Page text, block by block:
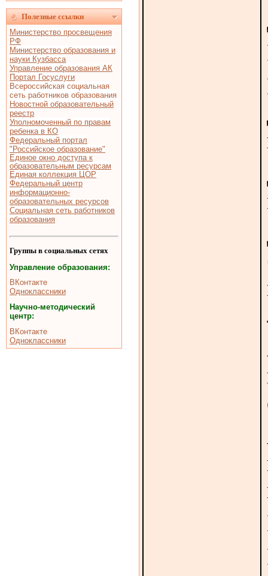
Полезные ссылки
Министерство просвещения
РФ
Министерство образования и
науки Кузбасса
Управление образования АК
Портал Госуслуги
Всероссийская социальная
сеть работников образования
Новостной образовательный
реестр
Уполномоченный по правам
ребенка в КО
Федеральный портал
"Российское образование"
Единое окно доступа к
образовательным ресурсам
Единая коллекция ЦОР
Федеральный центр
информационно-
образовательных ресурсов
Социальная сеть работников
образования
Группы в социальных сетях
Управление образования:
ВКонтакте
Одноклассники
Научно-методический
центр:
ВКонтакте
Одноклассники